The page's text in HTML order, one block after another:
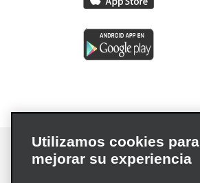
Utilizamos cookies para
mejorar su experiencia